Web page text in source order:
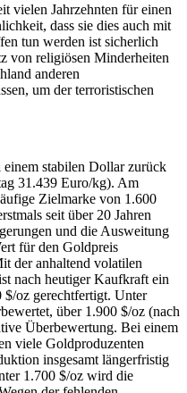
vielen Jahrzehnten für einen
dass sie dies auch mit
tun werden ist sicherlich
von religiösen Minderheiten
anderen
um der terroristischen
stabilen Dollar zurück
31.439 Euro/kg). Am
Zielmarke von 1.600
seit über 20 Jahren
und die Ausweitung
für den Goldpreis
der anhaltend volatilen
nach heutiger Kaufkraft ein
$/oz gerechtfertigt. Unter
über 1.900 $/oz (nach
Überbewertung. Bei einem
viele Goldproduzenten
insgesamt längerfristig
1.700 $/oz wird die